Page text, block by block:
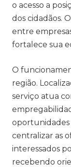
o acesso a
dos cidadãos.
entre
fortalece sua
O
região.
serviço atua
oportunidades
centralizar as
interessados
recebendo